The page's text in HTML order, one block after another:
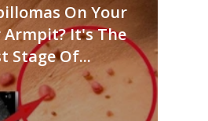
On Your
Armpit? It's The
Stage Of...